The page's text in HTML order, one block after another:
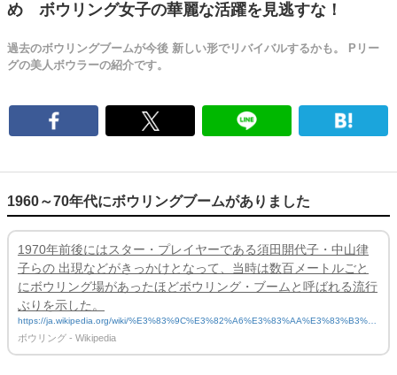
め ボウリング女子の華麗な活躍を見逃すな！
過去のボウリングブームが今後 新しい形でリバイバルするかも。 Pリー
グの美人ボウラーの紹介です。
1960～70年代にボウリングブームがありました
1970年前後にはスター・プレイヤーである須田開代子・中山律
子らの 出現などがきっかけとなって、当時は数百メートルごと
にボウリング場があったほどボウリング・ブームと呼ばれる流行
ぶりを示した。
https://ja.wikipedia.org/wiki/%E3%83%9C%E3%82%A6%E3%83%AA%E3%83%B3%E
3%82%B0
ボウリング - Wikipedia